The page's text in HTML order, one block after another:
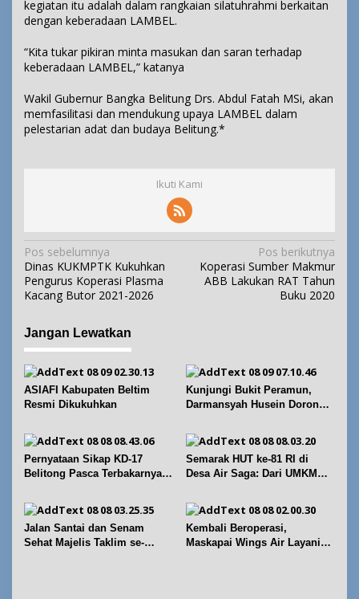
kegiatan itu adalah dalam rangkaian silatuhrahmi berkaitan
dengan keberadaan LAMBEL.
“Kita tukar pikiran minta masukan dan saran terhadap
keberadaan LAMBEL,” katanya
Wakil Gubernur Bangka Belitung Drs. Abdul Fatah MSi, akan
memfasilitasi dan mendukung upaya LAMBEL dalam
pelestarian adat dan budaya Belitung.*
Ikuti Kami
N
a
v
g
a
s
i
p
s
Pos sebelumnya
Dinas KUKMPTK Kukuhkan
Pengurus Koperasi Plasma
Kacang Butor 2021-2026
Pos berikutnya
Koperasi Sumber Makmur
ABB Lakukan RAT Tahun
Buku 2020
Jangan Lewatkan
ASIAFI Kabupaten Beltim
Resmi Dikukuhkan
Kunjungi Bukit Peramun,
Darmansyah Husein Dorong
Pernyataan Sikap KD-17
Belitong Pasca Terbakarnya
Semarak HUT ke-81 RI di
Desa Air Saga: Dari UMKM
Jalan Santai dan Senam
Sehat Majelis Taklim se-
Kembali Beroperasi,
Maskapai Wings Air Layani